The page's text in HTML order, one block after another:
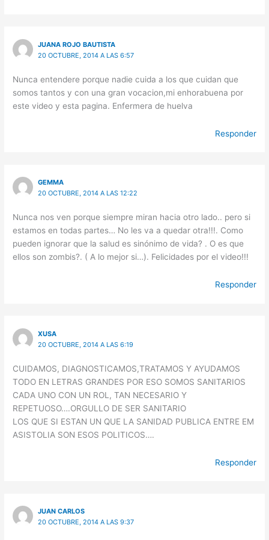
JUANA ROJO BAUTISTA
20 OCTUBRE, 2014 A LAS 6:57
Nunca entendere porque nadie cuida a los que cuidan que
somos tantos y con una gran vocacion,mi enhorabuena por
este video y esta pagina. Enfermera de huelva
Responder
GEMMA
20 OCTUBRE, 2014 A LAS 12:22
Nunca nos ven porque siempre miran hacia otro lado.. pero si
estamos en todas partes… No les va a quedar otra!!!. Como
pueden ignorar que la salud es sinónimo de vida? . O es que
ellos son zombis?. ( A lo mejor si…). Felicidades por el video!!!
Responder
XUSA
20 OCTUBRE, 2014 A LAS 6:19
CUIDAMOS, DIAGNOSTICAMOS,TRATAMOS Y AYUDAMOS
TODO EN LETRAS GRANDES POR ESO SOMOS SANITARIOS
CADA UNO CON UN ROL, TAN NECESARIO Y
REPETUOSO….ORGULLO DE SER SANITARIO
LOS QUE SI ESTAN UN QUE LA SANIDAD PUBLICA ENTRE EM
ASISTOLIA SON ESOS POLITICOS….
Responder
JUAN CARLOS
20 OCTUBRE, 2014 A LAS 9:37